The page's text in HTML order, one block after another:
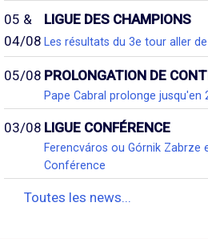
05 &
04/08
LIGUE DES CHAMPIONS
Les résultats du 3e tour aller de
05/08 PROLONGATION DE
Pape Cabral prolonge jusqu'en
03/08 LIGUE CONFÉRENCE
Ferencváros ou Górnik Zabrze
Conférence
Toutes les news...